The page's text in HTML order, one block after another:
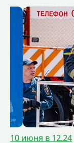
10 июня в 12.24